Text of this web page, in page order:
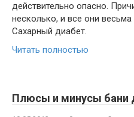
действительно опасно.
несколько, и все они весьма
Сахарный диабет.
Читать полностью
Плюсы и минусы бани